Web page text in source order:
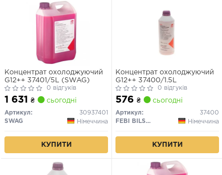
Концентрат охолоджуючий
G12++ 37401/5L (SWAG)
0 відгуків
1 631 ₴ сьогодні
Артикул:
30937401
SWAG
Німеччина
КУПИТИ
Концентрат охолоджуючий
G12++ 37400/1.5L
0 відгуків
576 ₴ сьогодні
Артикул:
37400
FEBI BILSTEIN
Німеччина
КУПИТИ